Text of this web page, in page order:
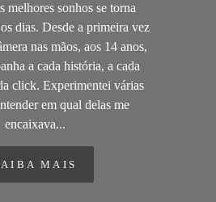
melhores sonhos se torna
dias. Desde a primeira vez
nas mãos, aos 14 anos,
a cada história, a cada
click. Experimentei várias
em qual delas me
encaixava...
MAIS